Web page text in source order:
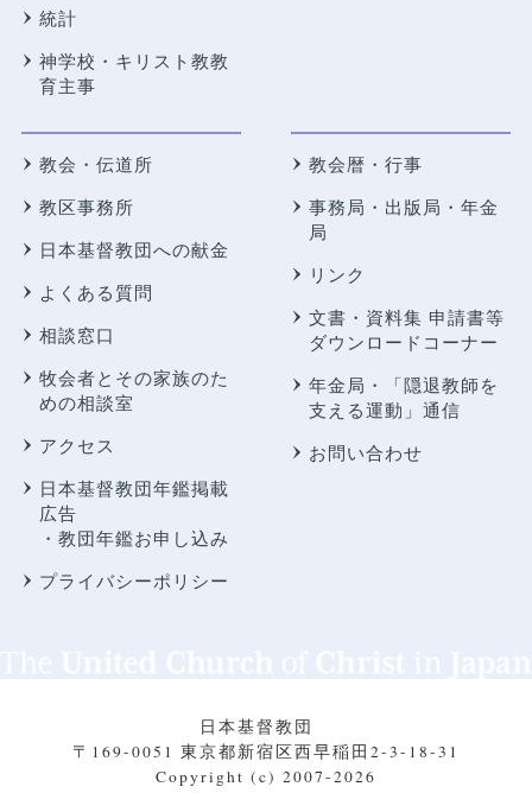
統計
神学校・キリスト教教
育主事
教会・伝道所
教区事務所
日本基督教団への献金
よくある質問
相談窓口
牧会者とその家族のた
めの相談室
アクセス
日本基督教団年鑑掲載
広告
・教団年鑑お申し込み
プライバシーポリシー
教会暦・行事
事務局・出版局・年金
局
リンク
文書・資料集 申請書等
ダウンロードコーナー
年金局・
「隠退教師を
支える運動」通信
お問い合わせ
日本基督教団
〒169-0051 東京都新宿区西早稲田2-3-18-31
Copyright (c) 2007-2026